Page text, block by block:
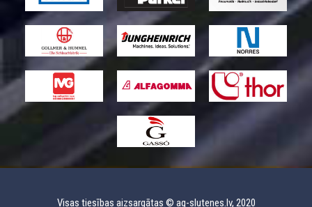
Visas tiesības aizsargātas © ag-slutenes.lv, 2020